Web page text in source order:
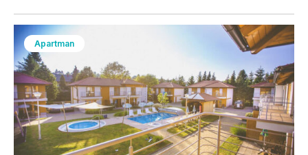
Apartman